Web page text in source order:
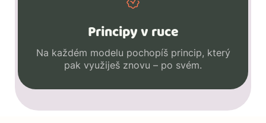
Principy v ruce
Na každém modelu pochopíš princip, který
pak využiješ znovu – po svém.